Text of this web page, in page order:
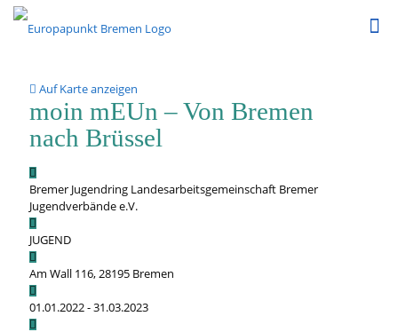
Auf Karte anzeigen
moin mEUn – Von Bremen
nach Brüssel
Bremer Jugendring Landesarbeitsgemeinschaft Bremer
Jugendverbände e.V.
JUGEND
Am Wall 116, 28195 Bremen
01.01.2022 - 31.03.2023